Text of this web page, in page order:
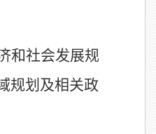
和社会发展规
规划及相关政